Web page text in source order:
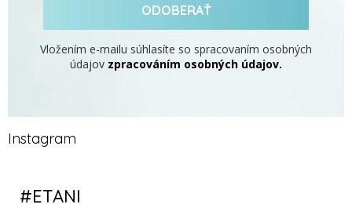
ODOBERAŤ
Vložením e-mailu súhlasíte so spracovaním osobných
údajov zpracováním osobných údajov.
Instagram